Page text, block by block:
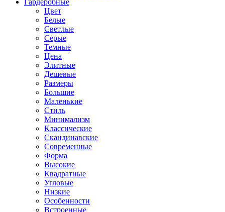
Гардеробные
Цвет
Белые
Светлые
Серые
Темные
Цена
Элитные
Дешевые
Размеры
Большие
Маленькие
Стиль
Минимализм
Классические
Скандинавские
Современные
Форма
Высокие
Квадратные
Угловые
Низкие
Особенности
Встроенные